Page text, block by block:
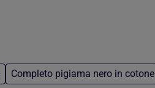
Completo pigiama nero in cotone